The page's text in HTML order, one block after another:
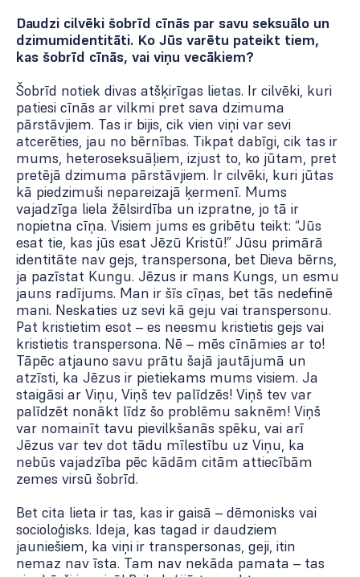
Daudzi cilvēki šobrīd cīnās par savu seksuālo un
dzimumidentitāti. Ko Jūs varētu pateikt tiem,
kas šobrīd cīnās, vai viņu vecākiem?
Šobrīd notiek divas atšķirīgas lietas. Ir cilvēki, kuri
patiesi cīnās ar vilkmi pret sava dzimuma
pārstāvjiem. Tas ir bijis, cik vien viņi var sevi
atcerēties, jau no bērnības. Tikpat dabīgi, cik tas ir
mums, heteroseksuāļiem, izjust to, ko jūtam, pret
pretējā dzimuma pārstāvjiem. Ir cilvēki, kuri jūtas
kā piedzimuši nepareizajā ķermenī. Mums
vajadzīga liela žēlsirdība un izpratne, jo tā ir
nopietna cīņa. Visiem jums es gribētu teikt: “Jūs
esat tie, kas jūs esat Jēzū Kristū!” Jūsu primārā
identitāte nav gejs, transpersona, bet Dieva bērns,
ja pazīstat Kungu. Jēzus ir mans Kungs, un esmu
jauns radījums. Man ir šīs cīņas, bet tās nedefinē
mani. Neskaties uz sevi kā geju vai transpersonu.
Pat kristietim esot – es neesmu kristietis gejs vai
kristietis transpersona. Nē – mēs cīnāmies ar to!
Tāpēc atjauno savu prātu šajā jautājumā un
atzīsti, ka Jēzus ir pietiekams mums visiem. Ja
staigāsi ar Viņu, Viņš tev palīdzēs! Viņš tev var
palīdzēt nonākt līdz šo problēmu saknēm! Viņš
var nomainīt tavu pievilkšanās spēku, vai arī
Jēzus var tev dot tādu mīlestību uz Viņu, ka
nebūs vajadzība pēc kādām citām attiecībām
zemes virsū šobrīd.
Bet cita lieta ir tas, kas ir gaisā – dēmonisks vai
socioloģisks. Ideja, kas tagad ir daudziem
jauniešiem, ka viņi ir transpersonas, geji, itin
nemaz nav īsta. Tam nav nekāda pamata – tas